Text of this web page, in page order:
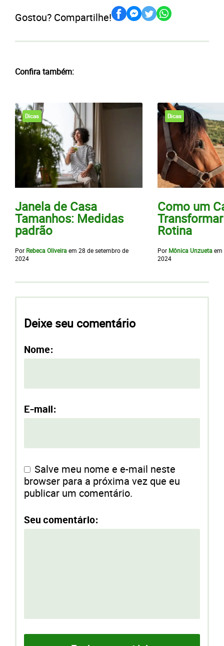
Gostou? Compartilhe!
Confira também:
Dicas
Janela de Casa
Tamanhos: Medidas
padrão
Por Rebeca Oliveiraem 28 de setembro de
2024
Dicas
Como um
Rotina
Por Mônica Unzuetaem
2024
Deixe seu comentário
Nome:
E-mail:
Salve meu nome e e-mail neste
browser para a próxima vez que eu
publicar um comentário.
Seu comentário: